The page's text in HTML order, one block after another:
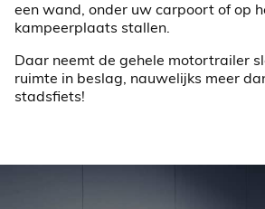
een wand, onder uw carpoort of op
kampeerplaats stallen.
Daar neemt de gehele motortrailer
ruimte in beslag, nauwelijks meer
stadsfiets!